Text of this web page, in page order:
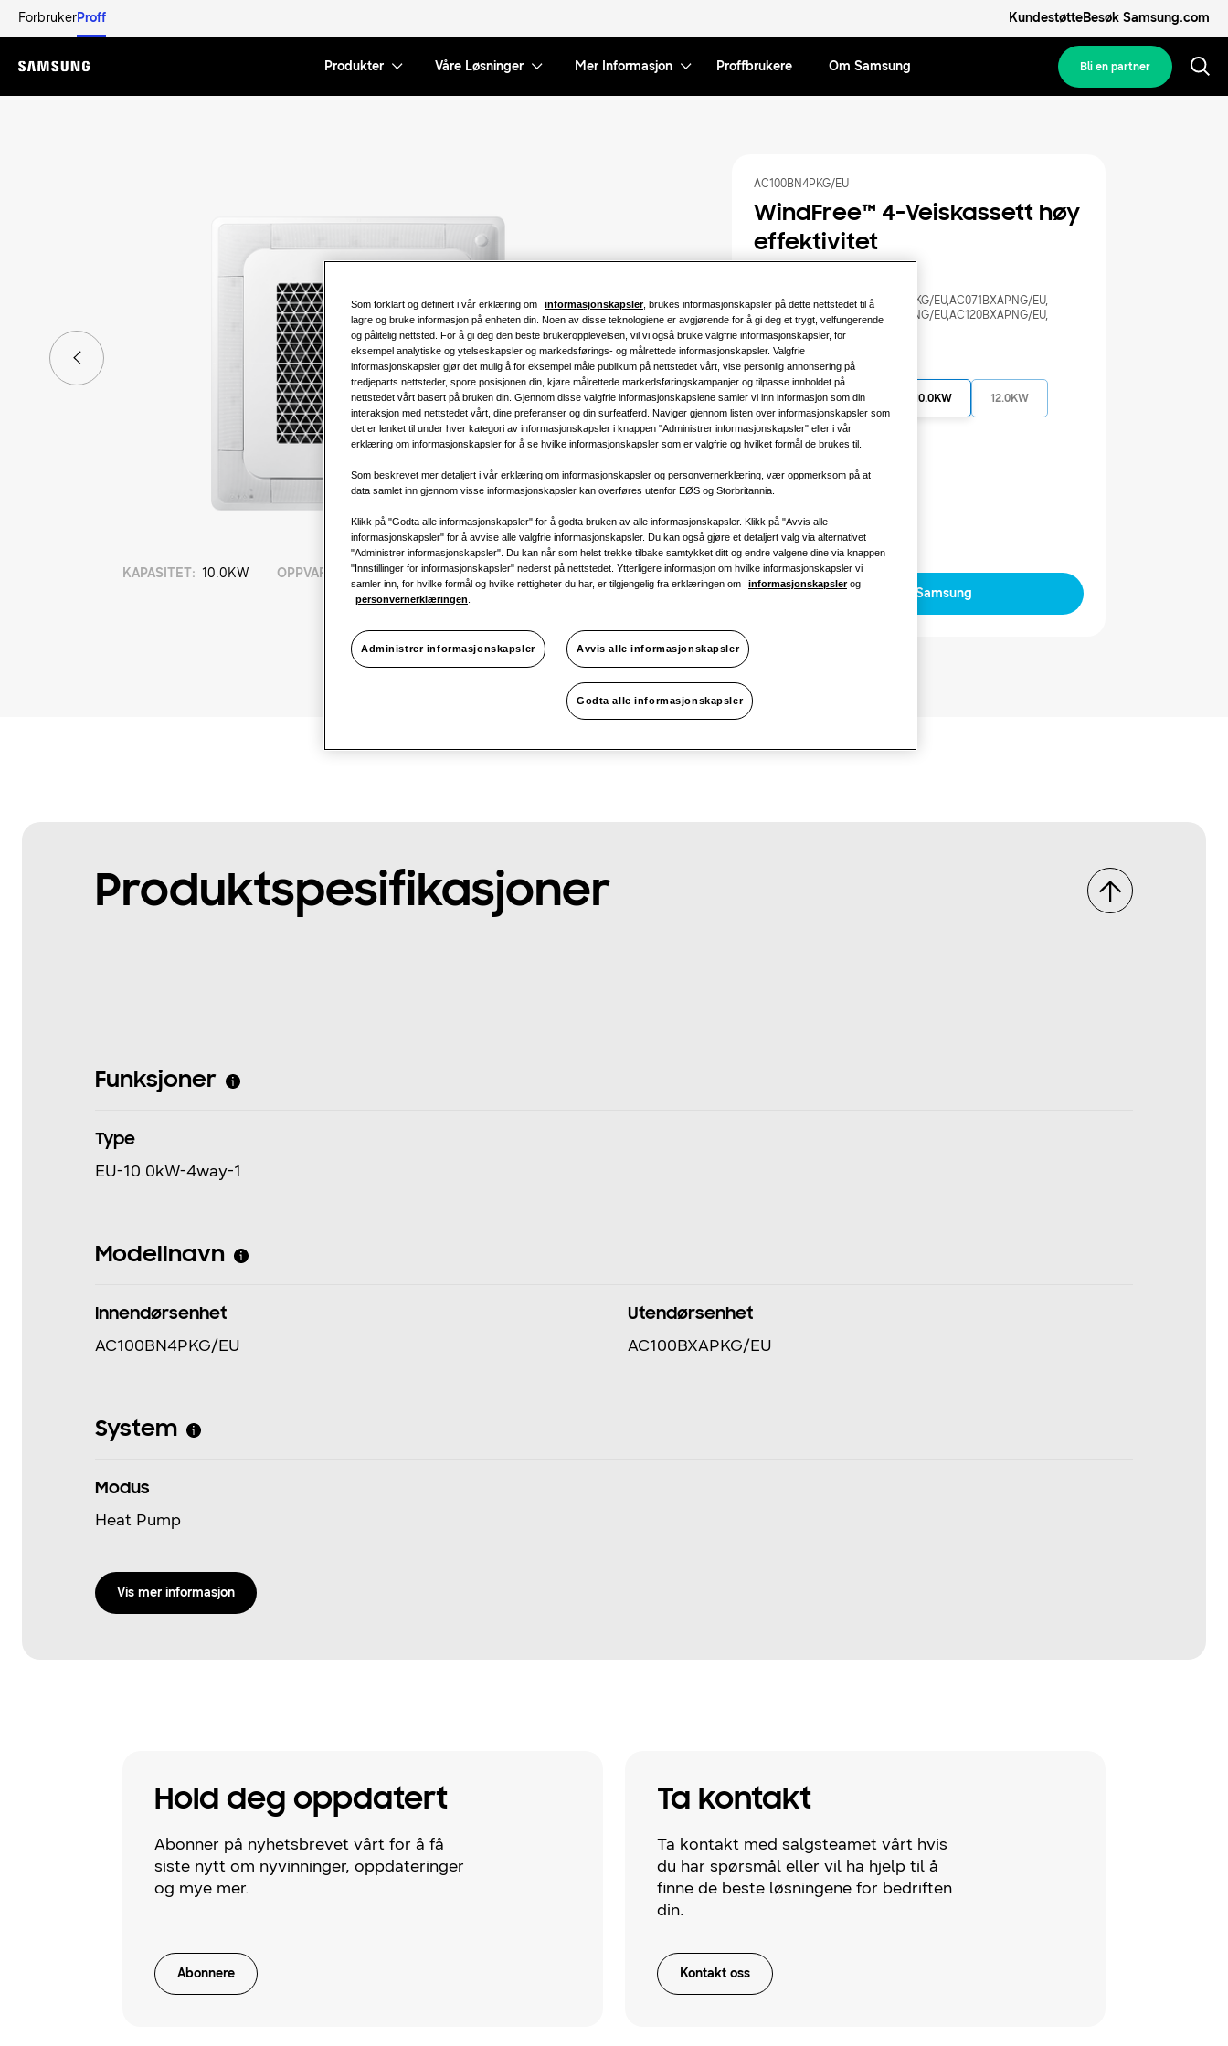
ForbrukerProff KundestøtteBesøk Samsung.com
Menu
Produkter Våre Løsninger Mer Informasjon Proffbrukere Om Samsung Bli en partner
KAPASITET: 10.0KW OPPVARMING: KJØLING:
WindFree™️ 4-Veiskassett høy
effektivitet
AC100BN4PKG/EU
AC052BXAPKG/EU,AC071BXAPKG/EU,AC071BXAPNG/EU,
AC100BXAPKG/EU,AC100BXAPNG/EU,AC120BXAPNG/EU,
AC140BXAPNG/EU
Tilgjengelig kapasitet
5.2KW 7.1KW 10.0KW 12.0KW
14.0KW
Tilgjengelig effekt
1 fase
Kontakt Samsung
Produktspesifikasjoner
Funksjoner
Type
EU-10.0kW-4way-1
Modellnavn
Innendørsenhet
AC100BN4PKG/EU
Utendørsenhet
AC100BXAPKG/EU
System
Modus
Heat Pump
Vis mer informasjon
Hold deg oppdatert
Abonner på nyhetsbrevet vårt for å få
siste nytt om nyvinninger, oppdateringer
og mye mer.
Abonnere
Ta kontakt
Ta kontakt med salgsteamet vårt hvis
du har spørsmål eller vil ha hjelp til å
finne de beste løsningene for bedriften
din.
Kontakt oss
Som forklart og definert i vår erklæring om informasjonskapsler, brukes informasjonskapsler på dette nettstedet til å
lagre og bruke informasjon på enheten din. Noen av disse teknologiene er avgjørende for å gi deg et trygt, velfungerende
og pålitelig nettsted. For å gi deg den beste brukeropplevelsen, vil vi også bruke valgfrie informasjonskapsler, for
eksempel analytiske og ytelseskapsler og markedsførings- og målrettede informasjonskapsler. Valgfrie
informasjonskapsler gjør det mulig å for eksempel måle publikum på nettstedet vårt, vise personlig annonsering på
tredjeparts nettsteder, spore posisjonen din, kjøre målrettede markedsføringskampanjer og tilpasse innholdet på
nettstedet vårt basert på bruken din. Gjennom disse valgfrie informasjonskapslene samler vi inn informasjon som din
interaksjon med nettstedet vårt, dine preferanser og din surfeatferd. Naviger gjennom listen over informasjonskapsler som
det er lenket til under hver kategori av informasjonskapsler i knappen "Administrer informasjonskapsler" eller i vår
erklæring om informasjonskapsler for å se hvilke informasjonskapsler som er valgfrie og hvilket formål de brukes til.
Som beskrevet mer detaljert i vår erklæring om informasjonskapsler og personvernerklæring, vær oppmerksom på at
data samlet inn gjennom visse informasjonskapsler kan overføres utenfor EØS og Storbritannia.
Klikk på "Godta alle informasjonskapsler" for å godta bruken av alle informasjonskapsler. Klikk på "Avvis alle
informasjonskapsler" for å avvise alle valgfrie informasjonskapsler. Du kan også gjøre et detaljert valg via alternativet
"Administrer informasjonskapsler". Du kan når som helst trekke tilbake samtykket ditt og endre valgene dine via knappen
"Innstillinger for informasjonskapsler" nederst på nettstedet. Ytterligere informasjon om hvilke informasjonskapsler vi
samler inn, for hvilke formål og hvilke rettigheter du har, er tilgjengelig fra erklæringen om
informasjonskapslerog
personvernerklæringen
Administrer informasjonskapsler Avvis alle informasjonskapsler
Godta alle informasjonskapsler